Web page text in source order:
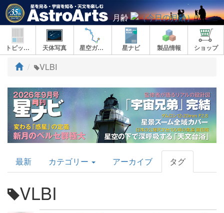
月齢
トピックス 天体写真 星空ガイド 星ナビ 製品情報 ショップ
ト
プ
VLBI
AstroArts
Topics
最新 カテゴリー アーカイブ タグ
VLBI